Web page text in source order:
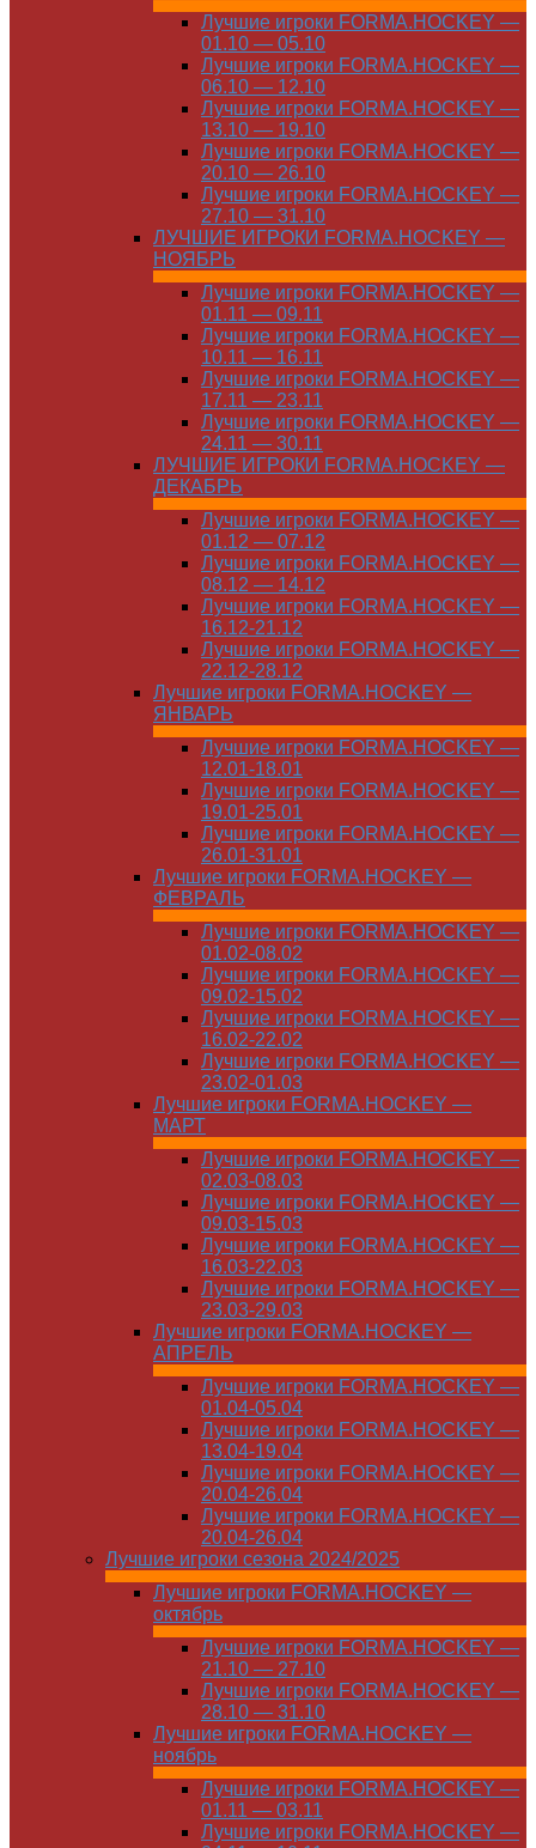
Лучшие игроки FORMA.HOCKEY —
01.10 — 05.10
Лучшие игроки FORMA.HOCKEY —
06.10 — 12.10
Лучшие игроки FORMA.HOCKEY —
13.10 — 19.10
Лучшие игроки FORMA.HOCKEY —
20.10 — 26.10
Лучшие игроки FORMA.HOCKEY —
27.10 — 31.10
ЛУЧШИЕ ИГРОКИ FORMA.HOCKEY —
НОЯБРЬ
Лучшие игроки FORMA.HOCKEY —
01.11 — 09.11
Лучшие игроки FORMA.HOCKEY —
10.11 — 16.11
Лучшие игроки FORMA.HOCKEY —
17.11 — 23.11
Лучшие игроки FORMA.HOCKEY —
24.11 — 30.11
ЛУЧШИЕ ИГРОКИ FORMA.HOCKEY —
ДЕКАБРЬ
Лучшие игроки FORMA.HOCKEY —
01.12 — 07.12
Лучшие игроки FORMA.HOCKEY —
08.12 — 14.12
Лучшие игроки FORMA.HOCKEY —
16.12-21.12
Лучшие игроки FORMA.HOCKEY —
22.12-28.12
Лучшие игроки FORMA.HOCKEY —
ЯНВАРЬ
Лучшие игроки FORMA.HOCKEY —
12.01-18.01
Лучшие игроки FORMA.HOCKEY —
19.01-25.01
Лучшие игроки FORMA.HOCKEY —
26.01-31.01
Лучшие игроки FORMA.HOCKEY —
ФЕВРАЛЬ
Лучшие игроки FORMA.HOCKEY —
01.02-08.02
Лучшие игроки FORMA.HOCKEY —
09.02-15.02
Лучшие игроки FORMA.HOCKEY —
16.02-22.02
Лучшие игроки FORMA.HOCKEY —
23.02-01.03
Лучшие игроки FORMA.HOCKEY —
МАРТ
Лучшие игроки FORMA.HOCKEY —
02.03-08.03
Лучшие игроки FORMA.HOCKEY —
09.03-15.03
Лучшие игроки FORMA.HOCKEY —
16.03-22.03
Лучшие игроки FORMA.HOCKEY —
23.03-29.03
Лучшие игроки FORMA.HOCKEY —
АПРЕЛЬ
Лучшие игроки FORMA.HOCKEY —
01.04-05.04
Лучшие игроки FORMA.HOCKEY —
13.04-19.04
Лучшие игроки FORMA.HOCKEY —
20.04-26.04
Лучшие игроки FORMA.HOCKEY —
20.04-26.04
Лучшие игроки сезона 2024/2025
Лучшие игроки FORMA.HOCKEY —
октябрь
Лучшие игроки FORMA.HOCKEY —
21.10 — 27.10
Лучшие игроки FORMA.HOCKEY —
28.10 — 31.10
Лучшие игроки FORMA.HOCKEY —
ноябрь
Лучшие игроки FORMA.HOCKEY —
01.11 — 03.11
Лучшие игроки FORMA.HOCKEY —